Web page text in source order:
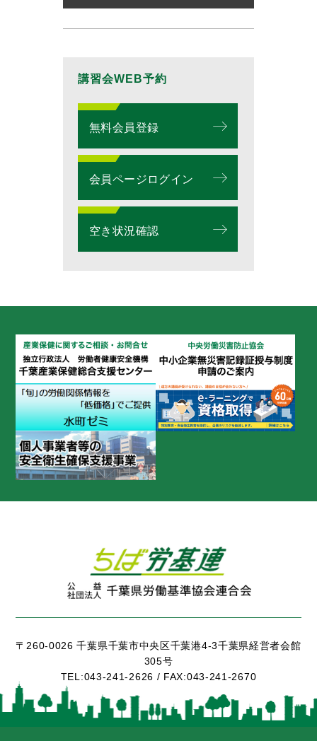
講習会WEB予約
無料会員登録
会員ページログイン
空き状況確認
〒260-0026 千葉県千葉市中央区千葉港4-3千葉県経営者会館
305号
TEL:043-241-2626 / FAX:043-241-2670